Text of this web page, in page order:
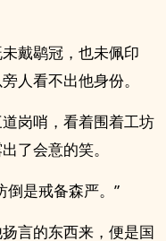
戴鹖冠，也未佩印
人看不出他身份。
岗哨，看着围着工坊
了会意的笑。
倒是戒备森严。”
言的东西来，便是国